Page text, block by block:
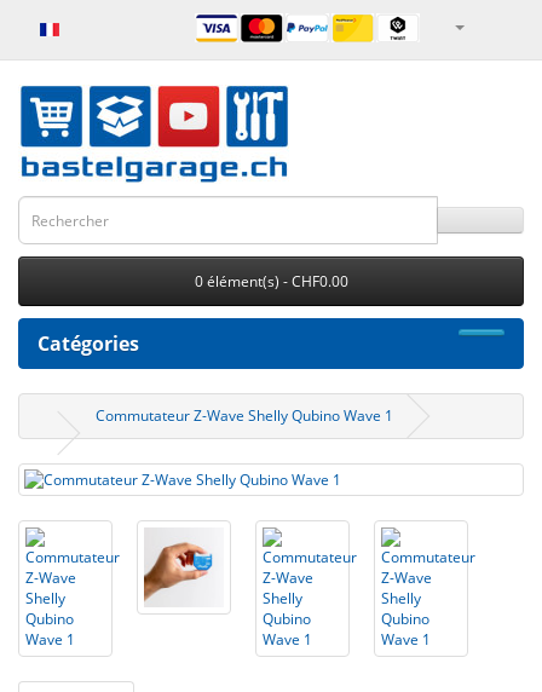
0 élément(s) - CHF0.00
Catégories
Commutateur Z-Wave Shelly Qubino Wave 1